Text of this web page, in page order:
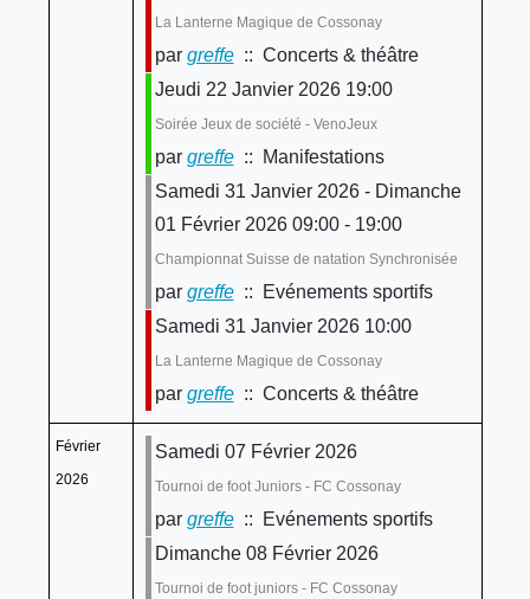
La Lanterne Magique de Cossonay
par greffe:: Concerts & théâtre
Jeudi 22 Janvier 2026 19:00
Soirée Jeux de société - VenoJeux
par greffe:: Manifestations
Samedi 31 Janvier 2026 - Dimanche
01 Février 2026 09:00 - 19:00
Championnat Suisse de natation Synchronisée
par greffe:: Evénements sportifs
Samedi 31 Janvier 2026 10:00
La Lanterne Magique de Cossonay
par greffe:: Concerts & théâtre
Février
2026
Samedi 07 Février 2026
Tournoi de foot Juniors - FC Cossonay
par greffe:: Evénements sportifs
Dimanche 08 Février 2026
Tournoi de foot juniors - FC Cossonay